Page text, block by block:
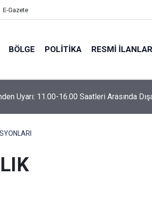
E-Gazete
BÖLGE POLITIKA RESMI İLANLAR
Uyarı: 11.00-16.00 Saatleri Arasında